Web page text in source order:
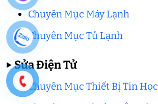
Chuyên Mục Máy Lạnh
Chuyên Mục Tủ Lạnh
▶Sửa Điện Tử
Chuyên Mục Thiết Bị Tin Học